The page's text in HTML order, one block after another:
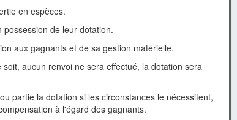
en espèces.
de leur dotation.
aux gagnants et de sa gestion matérielle.
aucun renvoi ne sera effectué, la dotation sera
partie la dotation si les circonstances le nécessitent,
à l'égard des gagnants.